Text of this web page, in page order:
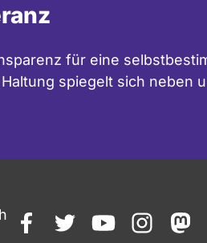
für eine
spiegelt sich neben
facebooktwitteryoutubeinstagram